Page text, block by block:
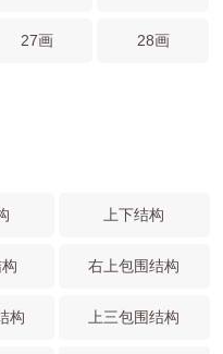
27画 28画
上下结构
构 右上包围结构
构 上三包围结构